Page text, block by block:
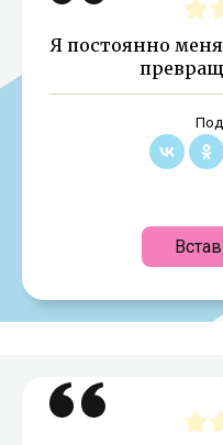
Я постоянно